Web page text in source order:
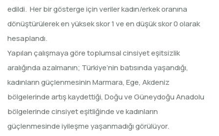
edildi. Her bir gösterge için veriler kadın/erkek oranına
dönüştürülerek en yüksek skor 1 ve en düşük skor 0 olarak
hesaplandı.
Yapılan çalışmaya göre toplumsal cinsiyet eşitsizlik
aralığında azalmanın; Türkiye’nin batısında yaşandığı,
kadınların güçlenmesinin Marmara, Ege, Akdeniz
bölgelerinde artış kaydettiği, Doğu ve Güneydoğu Anadolu
bölgelerinde cinsiyet eşitliğinde ve kadınların
güçlenmesinde iyileşme yaşanmadığı görülüyor.